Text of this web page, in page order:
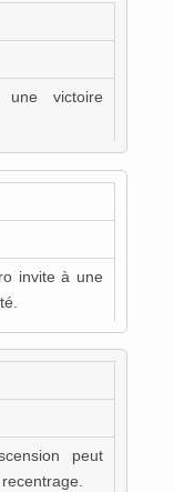
une victoire
invite à une
peut